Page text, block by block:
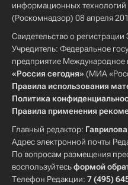
информационных
(Роскомнадзор) 08 апреля
Свидетельство о
Учредитель: Федеральное
предприятие Международное
«Россия сегодня» (МИА
Правила использования
Политика
Правила применения
Главный редактор:
Адрес электронной почты
По вопросам размещения
воспользуйтесьформой
Телефон Редакции: 7 (495)